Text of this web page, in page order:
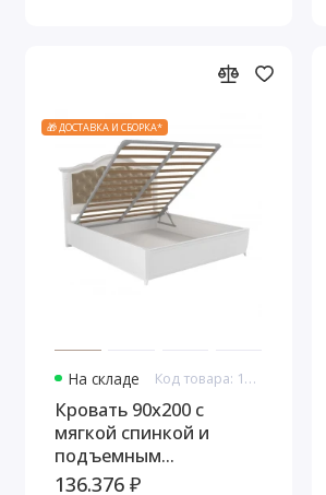
🎁 ДОСТАВКА И СБОРКА*
На складе Код товара: 10979
Кровать 90x200 с
мягкой спинкой и
подъемным
механизмом Тиволи,
136.376 ₽